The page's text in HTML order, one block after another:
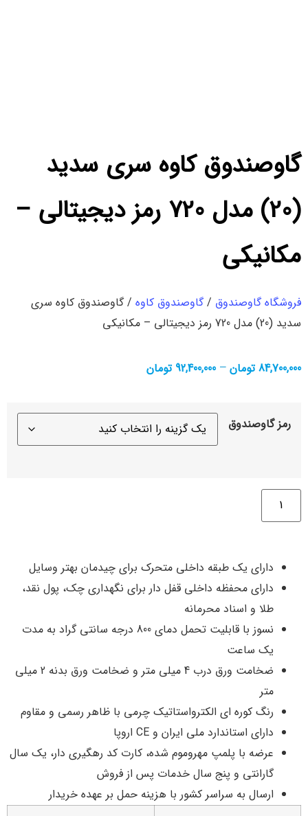
گاوصندوق کاوه سری سدید
(20) مدل 720 رمز دیجیتالی –
مکانیکی
فروشگاه گاوصندوق /گاوصندوق کاوه / گاوصندوق کاوه سری
سدید (20) مدل 720 رمز دیجیتالی – مکانیکی
84,700,000 تومان –
92,400,000 تومان
رمز گاوصندوق
دارای یک طبقه داخلی متحرک برای چیدمان بهتر وسایل
دارای محفظه داخلی قفل دار برای نگهداری چک، پول نقد،
طلا و اسناد محرمانه
نسوز با قابلیت تحمل دمای 800 درجه سانتی گراد به مدت
یک ساعت
ضخامت ورق درب 4 میلی متر و ضخامت ورق بدنه 2 میلی
متر
رنگ کوره ای الکترواستاتیک چرمی با ظاهر رسمی و مقاوم
دارای استاندارد ملی ایران و CE اروپا
عرضه با پلمپ مهروموم شده، کارت کد رهگیری دار، یک سال
گارانتی و پنج سال خدمات پس از فروش
ارسال به سراسر کشور با هزینه حمل بر عهده خریدار